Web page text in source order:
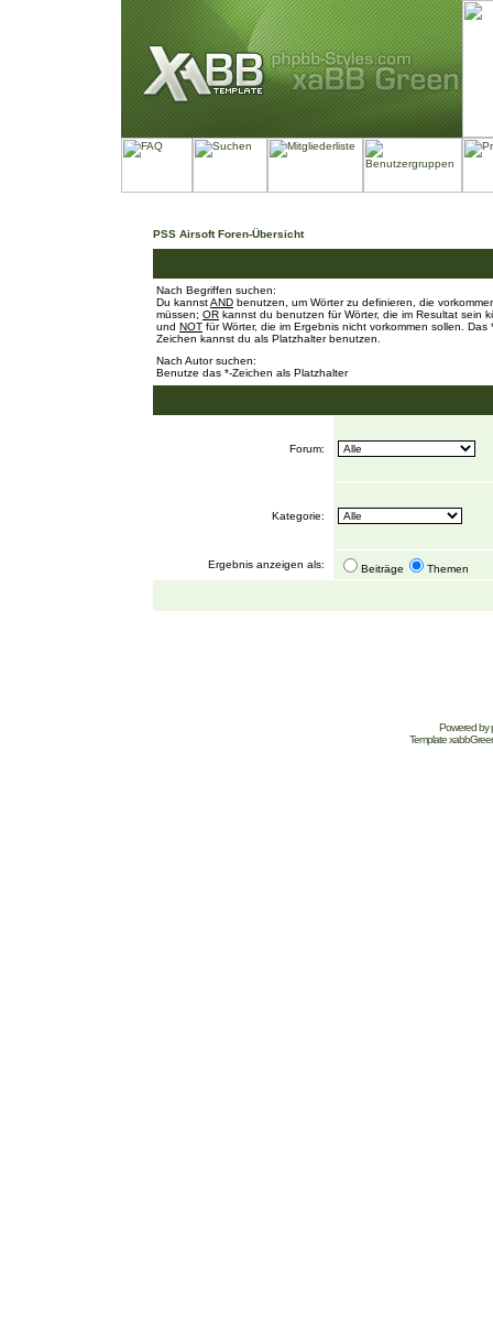
PSS Airsoft Foren-Übersicht
Nach Begriffen suchen:
Du kannstAND benutzen, um Wörter zu definieren, die
müssen; OR kannst du benutzen für Wörter, die im Resultat sein
und NOT für Wörter, die im Ergebnis nicht vorkommen sollen. Das
Zeichen kannst du als Platzhalter benutzen.
Nach Autor suchen:
Benutze das *-Zeichen als Platzhalter
Forum:
Kategorie:
Ergebnis anzeigen als: Beiträge Themen
Powered by
Template